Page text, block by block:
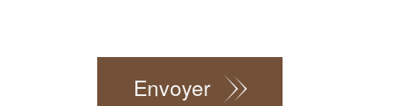
Envoyer